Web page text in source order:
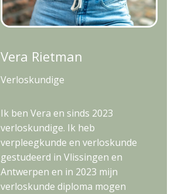
Vera Rietman
Verloskundige
Ik ben Vera en sinds 2023
verloskundige. Ik heb
verpleegkunde en verloskunde
gestudeerd in Vlissingen en
Antwerpen en in 2023 mijn
verloskunde diploma mogen